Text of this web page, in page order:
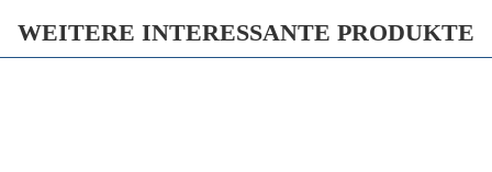
WEITERE INTERESSANTE PRODUKTE